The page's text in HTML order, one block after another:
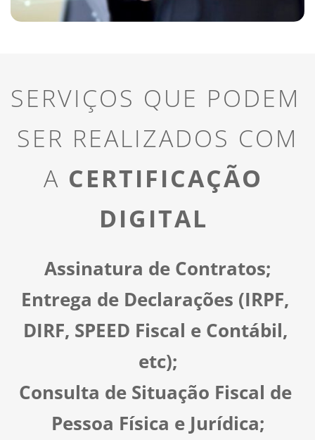
SERVIÇOS QUE PODEM
SER REALIZADOS COM
A CERTIFICAÇÃO
DIGITAL
Assinatura de Contratos;
Entrega de Declarações (IRPF,
DIRF, SPEED Fiscal e Contábil,
etc);
Consulta de Situação Fiscal de
Pessoa Física e Jurídica;